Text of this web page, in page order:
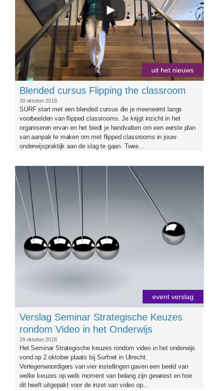
uit het nieuws
Blended cursus Flipping the classroom
30 oktober 2018
SURF start met een blended cursus die je meeneemt langs
voorbeelden van flipped classrooms. Je krijgt inzicht in het
organiseren ervan en het biedt je handvatten om een eerste plan
van aanpak te maken om met flipped classrooms in jouw
onderwijspraktijk aan de slag te gaan. Twee...
newton-s-cradle-balls-sphere-action-
60582.jpeg
event verslag
Verslag Seminar Strategische Keuzes
rondom Video in het Onderwijs
29 oktober 2018
Het Seminar Strategische keuzes rondom video in het onderwijs
vond op 2 oktober plaats bij Surfnet in Utrecht.
Vertegenwoordigers van vier instellingen gaven een beeld van
welke keuzes op welk moment van belang zijn geweest en hoe
dit heeft uitgepakt voor de inzet van video op...